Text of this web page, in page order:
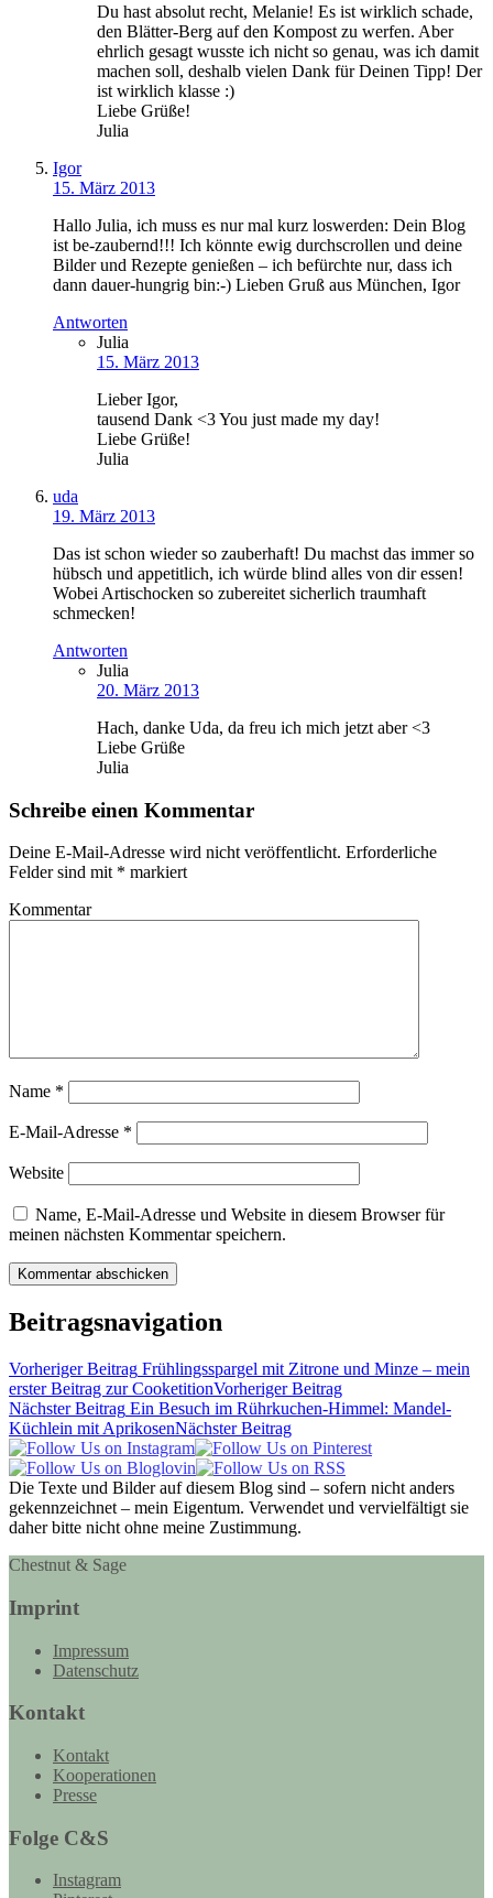
Du hast absolut recht, Melanie! Es ist wirklich schade,
den Blätter-Berg auf den Kompost zu werfen. Aber
ehrlich gesagt wusste ich nicht so genau, was ich damit
machen soll, deshalb vielen Dank für Deinen Tipp! Der
ist wirklich klasse :)
Liebe Grüße!
Julia
Igor
15. März 2013
Hallo Julia, ich muss es nur mal kurz loswerden: Dein Blog
ist be-zaubernd!!! Ich könnte ewig durchscrollen und deine
Bilder und Rezepte genießen – ich befürchte nur, dass ich
dann dauer-hungrig bin:-) Lieben Gruß aus München, Igor
Antworten
Julia
15. März 2013
Lieber Igor,
tausend Dank <3 You just made my day!
Liebe Grüße!
Julia
uda
19. März 2013
Das ist schon wieder so zauberhaft! Du machst das immer so
hübsch und appetitlich, ich würde blind alles von dir essen!
Wobei Artischocken so zubereitet sicherlich traumhaft
schmecken!
Antworten
Julia
20. März 2013
Hach, danke Uda, da freu ich mich jetzt aber <3
Liebe Grüße
Julia
Schreibe einen Kommentar
Deine E-Mail-Adresse wird nicht veröffentlicht. Erforderliche
Felder sind mit * markiert
Kommentar
Name *
E-Mail-Adresse *
Website
Name, E-Mail-Adresse und Website in diesem Browser für
meinen nächsten Kommentar speichern.
Beitragsnavigation
Vorheriger Beitrag Frühlingsspargel mit Zitrone und Minze – mein
erster Beitrag zur CooketitionVorheriger Beitrag
Nächster Beitrag Ein Besuch im Rührkuchen-Himmel: Mandel-
Küchlein mit AprikosenNächster Beitrag
Die Texte und Bilder auf diesem Blog sind – sofern nicht anders
gekennzeichnet – mein Eigentum. Verwendet und vervielfältigt sie
daher bitte nicht ohne meine Zustimmung.
Chestnut & Sage
Imprint
Impressum
Datenschutz
Kontakt
Kontakt
Kooperationen
Presse
Folge C&S
Instagram